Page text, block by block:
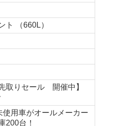
ト （660L）
取りセール 開催中】
使用車がオールメーカー
200台！